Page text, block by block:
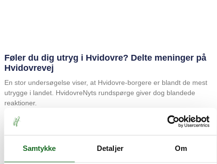
Samtykke Detaljer Om
Føler du dig utryg i Hvidovre? Delte meninger på
Hvidovrevej
En stor undersøgelse viser, at Hvidovre-borgere er blandt de mest
utrygge i landet. HvidovreNyts rundspørge giver dog blandede
reaktioner.
Læs mere